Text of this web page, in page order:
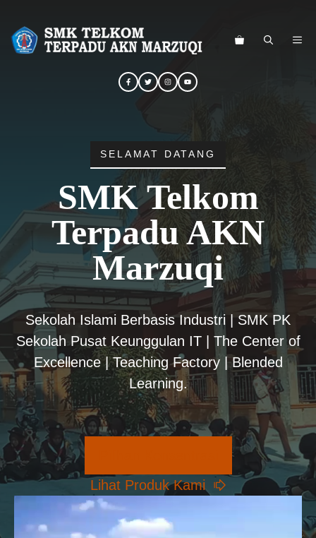
SELAMAT DATANG
SMK Telkom
Terpadu AKN
Marzuqi
Sekolah Islami Berbasis Industri | SMK PK
Sekolah Pusat Keunggulan IT | The Center of
Excellence | Teaching Factory | Blended
Learning.
Lihat Produk Kami